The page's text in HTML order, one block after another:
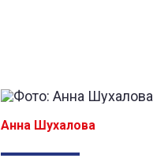
Анна Шухалова